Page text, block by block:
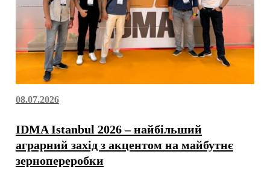
08.07.2026
IDMA Istanbul 2026 – найбільший
аграрний захід з акцентом на майбутнє
зернопереробки